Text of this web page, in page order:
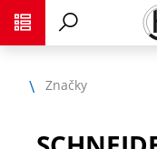
Značky